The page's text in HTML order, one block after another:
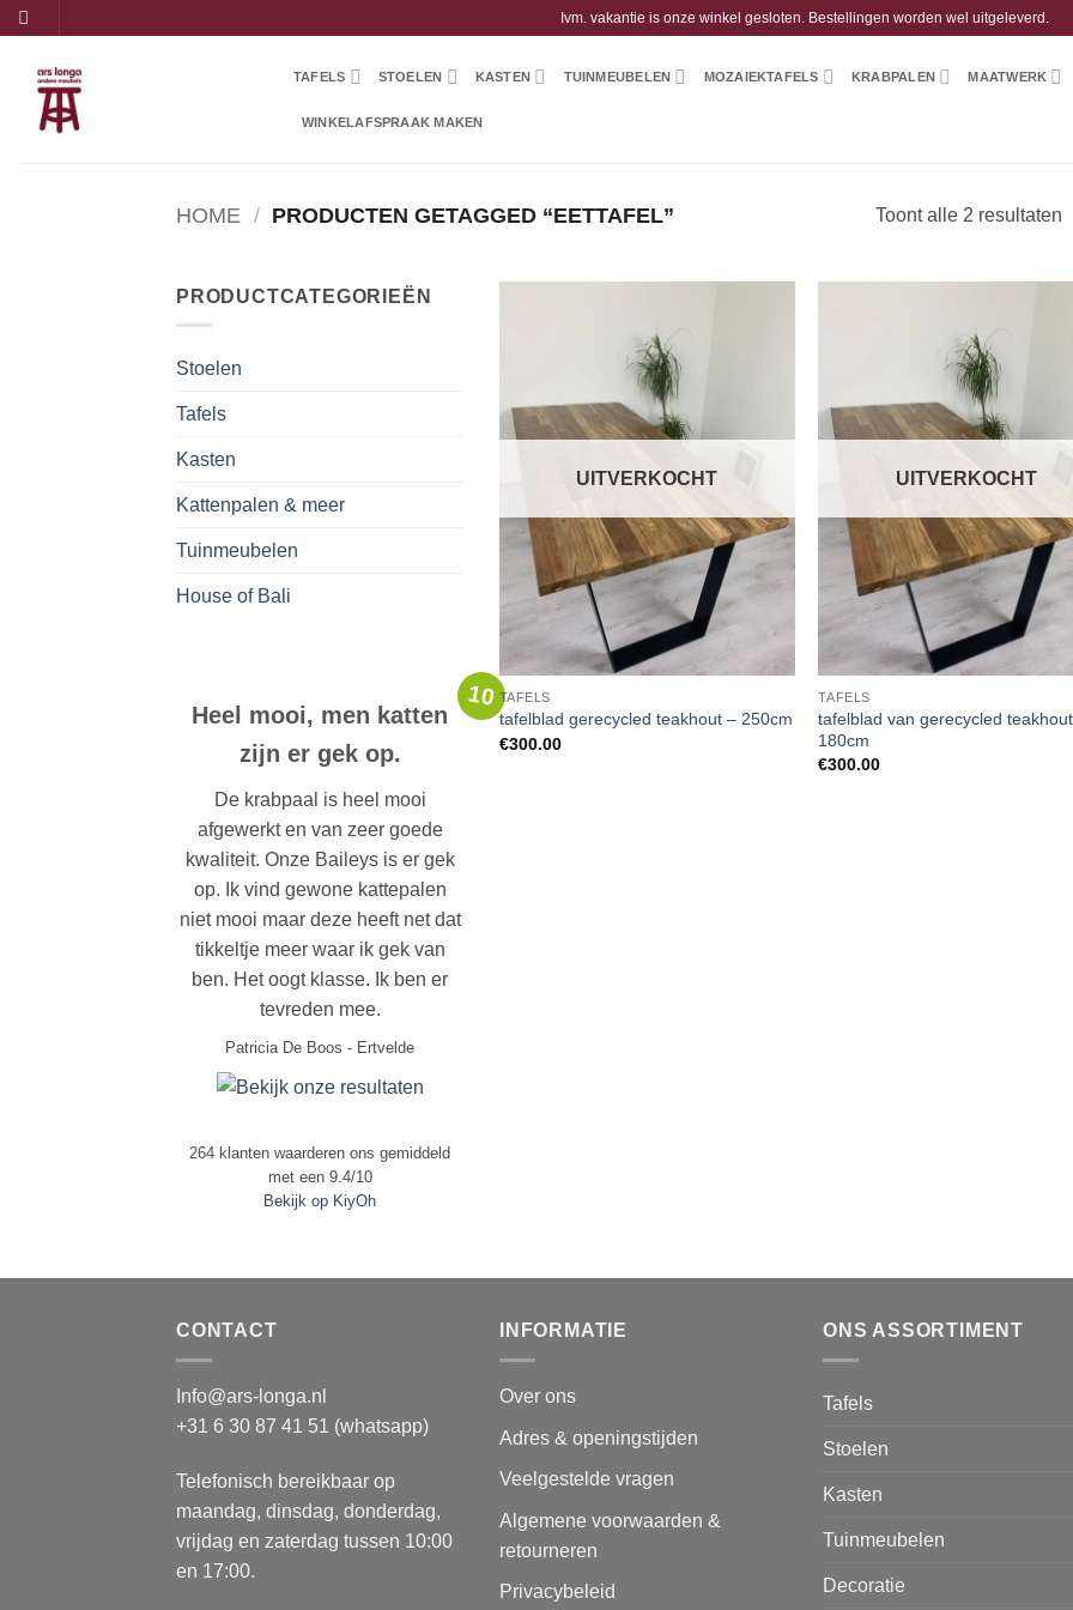
Ga
inhoud
Ivm. vakantie is onze winkel gesloten. Bestellingen worden wel uitgeleverd.
TAFELS STOELEN KASTEN TUINMEUBELEN MOZAIEKTAFELS KRABPALEN MAATWERK
WINKELAFSPRAAK MAKEN
HOME / PRODUCTEN GETAGGED “EETTAFEL” Toont alle 2 resultaten
PRODUCTCATEGORIEËN
Stoelen
Tafels
Kasten
Kattenpalen & meer
Tuinmeubelen
House of Bali
10
Heel mooi, men katten
zijn er gek op.
De krabpaal is heel mooi
afgewerkt en van zeer goede
kwaliteit. Onze Baileys is er gek
op. Ik vind gewone kattepalen
niet mooi maar deze heeft net dat
tikkeltje meer waar ik gek van
ben. Het oogt klasse. Ik ben er
tevreden mee.
Patricia De Boos - Ertvelde
264 klanten waarderen ons gemiddeld
met een 9.4/10
Bekijk op KiyOh
UITVERKOCHT
TAFELS
tafelblad gerecycled teakhout – 250cm
€300.00
UITVERKOCHT
TAFELS
tafelblad van gerecycled
180cm
€300.00
CONTACT
Info@ars-longa.nl
+31 6 30 87 41 51 (whatsapp)
Telefonisch bereikbaar op
maandag, dinsdag, donderdag,
vrijdag en zaterdag tussen 10:00
en 17:00.
INFORMATIE
Over ons
Adres & openingstijden
Veelgestelde vragen
Algemene voorwaarden &
retourneren
Privacybeleid
ONS ASSORTIMENT
Tafels
Stoelen
Kasten
Tuinmeubelen
Decoratie